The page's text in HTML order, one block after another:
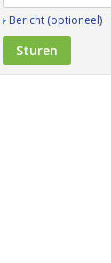
Bericht (optioneel)